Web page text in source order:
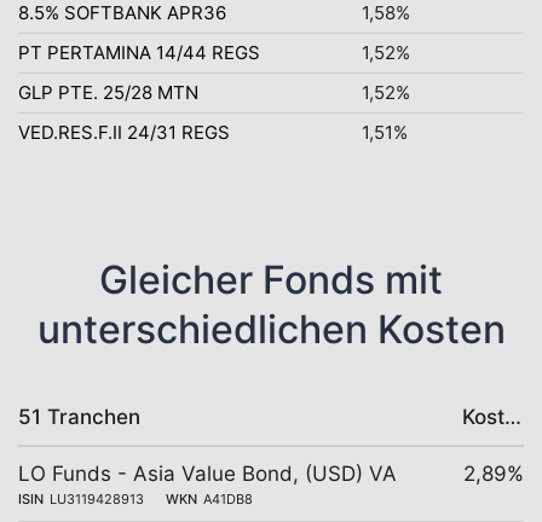
8.5% SOFTBANK APR36
1,58%
PT PERTAMINA 14/44 REGS
1,52%
GLP PTE. 25/28 MTN
1,52%
VED.RES.F.II 24/31 REGS
1,51%
Gleicher Fonds mit
unterschiedlichen Kosten
51 Tranchen Kosten
LO Funds - Asia Value Bond, (USD) VA
ISIN LU3119428913 WKN A41DB8
2,89%